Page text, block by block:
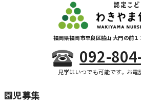
福岡県福岡市早良区脇山 大門の前１
092-
見学はいつでも可能です。お電
園児募集